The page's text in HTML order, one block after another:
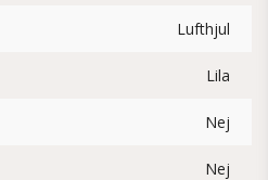
Lufthjul
Lila
Nej
Nej